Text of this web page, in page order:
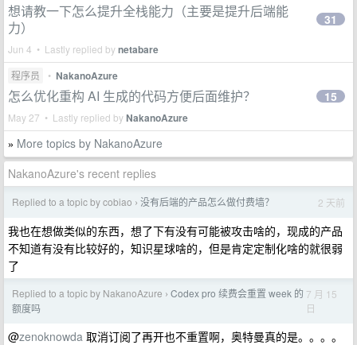
想请教一下怎么提升全栈能力（主要是提升后端能
力）
Jun 4 • Lastly replied bynetabare
31
程序员 • NakanoAzure
怎么优化重构 AI 生成的代码方便后面维护？
May 27 • Lastly replied byNakanoAzure
15
» More topics by NakanoAzure
NakanoAzure's recent replies
Replied to a topic by cobiao › 没有后端的产品怎么做付费墙？ 2 天前
我也在想做类似的东西，想了下有没有可能被攻击啥的，现成的产品
不知道有没有比较好的，知识星球啥的，但是肯定定制化啥的就很弱
了
Replied to a topic by NakanoAzure › Codex pro 续费会重置 week 的
额度吗
7 月 15
日
@zenoknowda 取消订阅了再开也不重置啊，奥特曼真的是。。。。